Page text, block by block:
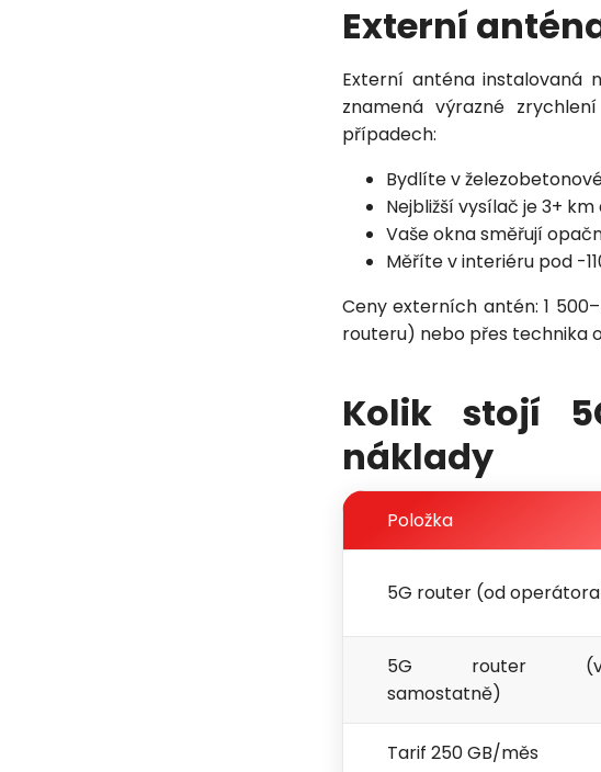
Externí
Externí anténa instalovaná
znamená výrazné
případech:
Bydlíte v
Nejbližší vysílač je 3+
Vaše okna směřují
Měříte v interiéru pod -
Ceny externích antén: 1
routeru) nebo přes technika
Kolik stojí
náklady
Položka
5G router (od
5G router
samostatně)
Tarif 250 GB/měs